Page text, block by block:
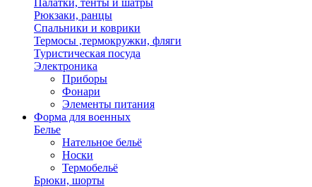
Палатки, тенты и шатры
Рюкзаки, ранцы
Спальники и коврики
Термосы ,термокружки, фляги
Туристическая посуда
Электроника
Приборы
Фонари
Элементы питания
Форма для военных
Белье
Нательное бельё
Носки
Термобельё
Брюки, шорты